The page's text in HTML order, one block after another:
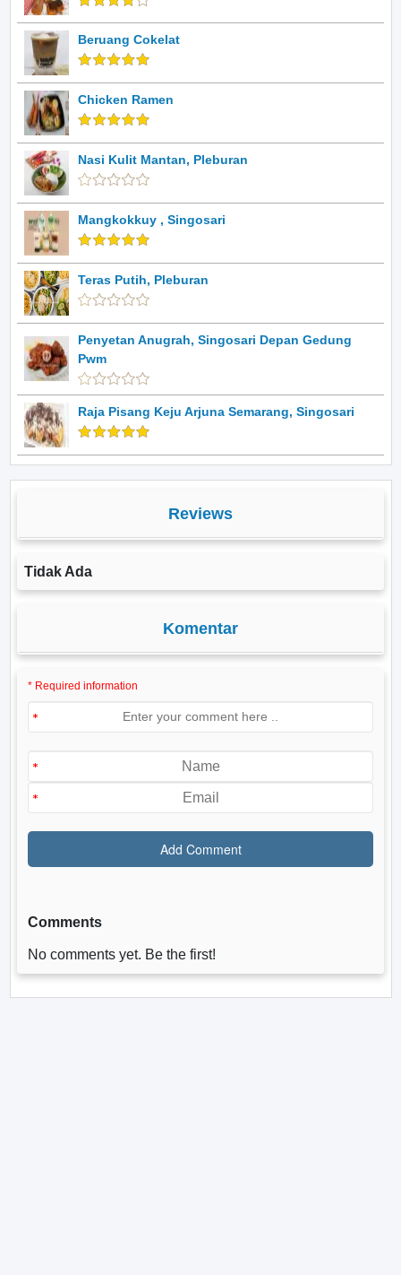
Beruang Cokelat
Chicken Ramen
Nasi Kulit Mantan, Pleburan
Mangkokkuy , Singosari
Teras Putih, Pleburan
Penyetan Anugrah, Singosari Depan Gedung
Pwm
Raja Pisang Keju Arjuna Semarang, Singosari
Reviews
Tidak Ada
Komentar
* Required information
Comments
No comments yet. Be the first!